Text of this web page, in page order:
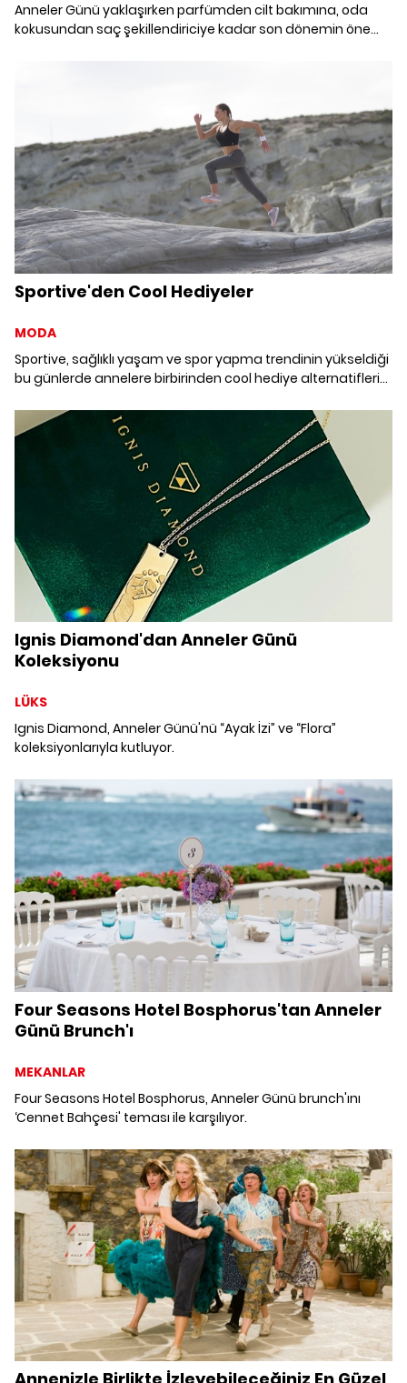
Anneler Günü yaklaşırken parfümden cilt bakımına, oda
kokusundan saç şekillendiriciye kadar son dönemin öne
Sportive'den Cool Hediyeler
MODA
Sportive, sağlıklı yaşam ve spor yapma trendinin yükseldiği
bu günlerde annelere birbirinden cool hediye alternatifleri
Ignis Diamond'dan Anneler Günü
Koleksiyonu
LÜKS
Ignis Diamond, Anneler Günü'nü “Ayak İzi” ve “Flora”
koleksiyonlarıyla kutluyor.
Four Seasons Hotel Bosphorus'tan Anneler
Günü Brunch'ı
MEKANLAR
Four Seasons Hotel Bosphorus, Anneler Günü brunch'ını
‘Cennet Bahçesi' teması ile karşılıyor.